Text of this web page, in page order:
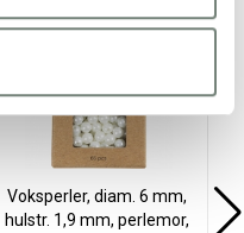
Voksperler, diam. 6 mm,
hulstr. 1,9 mm, perlemor,